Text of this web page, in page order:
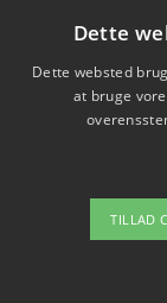
Bæredygtige
Om
Dette
Dette websted
at bruge
TILLAD